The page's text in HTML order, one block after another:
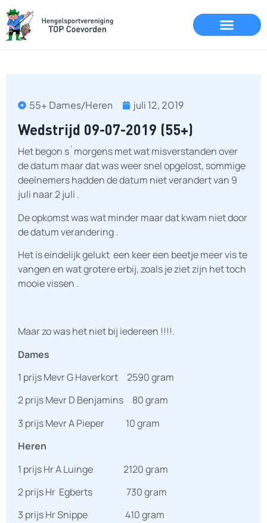
55+ Dames/Heren juli 12, 2019
Wedstrijd 09-07-2019 (55+)
Het begon s`morgens met wat misverstanden over
de datum maar dat was weer snel opgelost, sommige
deelnemers hadden de datum niet verandert van 9
juli naar 2 juli .
De opkomst was wat minder maar dat kwam niet door
de datum verandering .
Het is eindelijk gelukt een keer een beetje meer vis te
vangen en wat grotere erbij, zoals je ziet zijn het toch
mooie vissen .
Maar zo was het niet bij iedereen !!!!.
Dames
1 prijs Mevr G Haverkort 2590 gram
2 prijs Mevr D Benjamins 80 gram
3 prijs Mevr A Pieper 10 gram
Heren
1 prijs Hr A Luinge 2120 gram
2 prijs Hr Egberts 730 gram
3 prijs Hr Snippe 410 gram